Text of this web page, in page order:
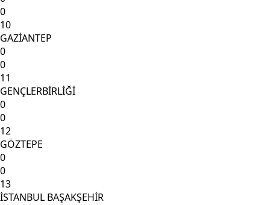
0
10
GAZİANTEP
0
0
11
GENÇLERBİRLİĞİ
0
0
12
GÖZTEPE
0
0
13
İSTANBUL BAŞAKŞEHİR